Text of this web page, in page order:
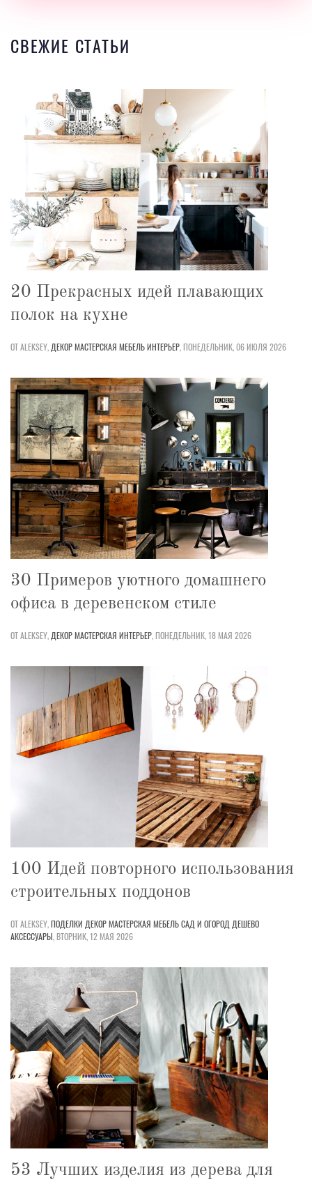
СВЕЖИЕ СТАТЬИ
20 Прекрасных идей плавающих
полок на кухне
ОТ ALEKSEY, ДЕКОРМАСТЕРСКАЯ МЕБЕЛЬИНТЕРЬЕР,ПОНЕДЕЛЬНИК, 06 ИЮЛЯ 2026
30 Примеров уютного домашнего
офиса в деревенском стиле
ОТ ALEKSEY, ДЕКОРМАСТЕРСКАЯ ИНТЕРЬЕР,ПОНЕДЕЛЬНИК, 18 МАЯ 2026
100 Идей повторного использования
строительных поддонов
ОТ ALEKSEY,ПОДЕЛКИ ДЕКОРМАСТЕРСКАЯ МЕБЕЛЬСАД И ОГОРОД ДЕШЕВО
АКСЕССУАРЫ,ВТОРНИК, 12 МАЯ 2026
53 Лучших изделия из дерева для